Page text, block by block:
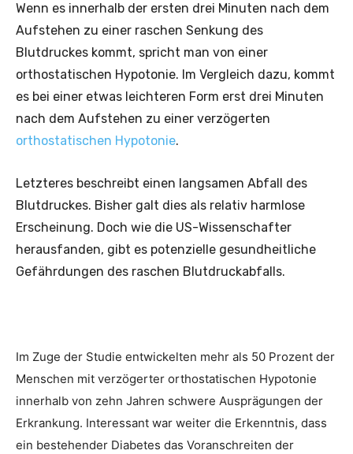
Wenn es innerhalb der ersten drei Minuten nach dem
Aufstehen zu einer raschen Senkung des
Blutdruckes kommt, spricht man von einer
orthostatischen Hypotonie. Im Vergleich dazu, kommt
es bei einer etwas leichteren Form erst drei Minuten
nach dem Aufstehen zu einer verzögerten
orthostatischen Hypotonie.
Letzteres beschreibt einen langsamen Abfall des
Blutdruckes. Bisher galt dies als relativ harmlose
Erscheinung. Doch wie die US-Wissenschafter
herausfanden, gibt es potenzielle gesundheitliche
Gefährdungen des raschen Blutdruckabfalls.
Im Zuge der Studie entwickelten mehr als 50 Prozent der
Menschen mit verzögerter orthostatischen Hypotonie
innerhalb von zehn Jahren schwere Ausprägungen der
Erkrankung. Interessant war weiter die Erkenntnis, dass
ein bestehender Diabetes das Voranschreiten der